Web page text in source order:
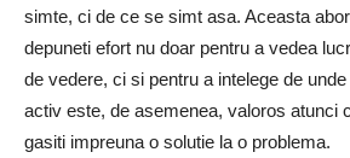
simte, ci de ce se simt asa. Aceasta
depuneti efort nu doar pentru a vedea
de vedere, ci si pentru a intelege de
activ este, de asemenea, valoros atunci
gasiti impreuna o solutie la o problema.